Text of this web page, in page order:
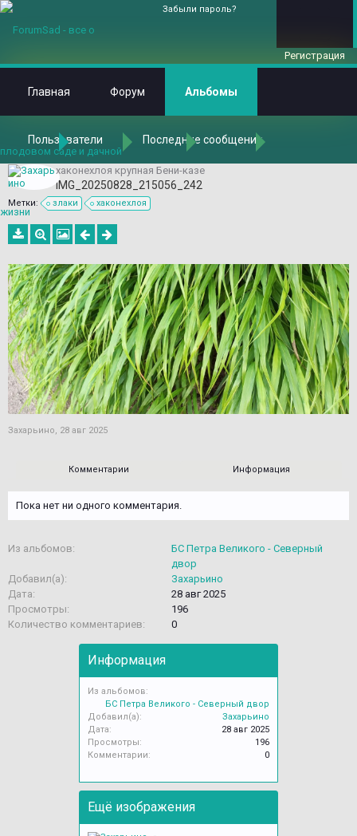
Главная Альбомы Альбомы
Захарьино
хаконехлоя крупная Бени-казе
IMG_20250828_215056_242
Метки: злаки хаконехлоя
Захарьино, 28 авг 2025
Комментарии Информация
Пока нет ни одного комментария.
Из альбомов:
БС Петра Великого - Северный
двор
Добавил(а):
Захарьино
Дата:
28 авг 2025
Просмотры:
196
Количество комментариев:
0
Информация
Из альбомов:
БС Петра Великого - Северный двор
Добавил(а):
Захарьино
Дата:
28 авг 2025
Просмотры:
196
Комментарии:
0
Ещё изображения
Забыли пароль?
Регистрация
Главная Форум Альбомы
Пользователи Последние сообщения